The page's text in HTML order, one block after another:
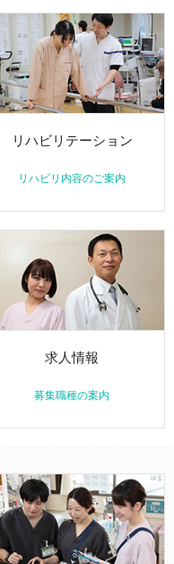
リハビリテーション
リハビリ内容のご案内
求人情報
募集職種の案内